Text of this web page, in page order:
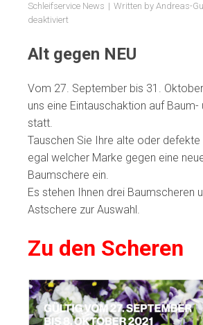
Schleifservice News
Written by Andreas-
deaktiviert
Eintauschaktion
Alt gegen NEU
Vom 27. September bis 31.
uns eine Eintauschaktion auf Baum-
statt.
Tauschen Sie Ihre alte oder
egal welcher Marke gegen eine
Baumschere ein.
Es stehen Ihnen drei Baumscheren
Astschere zur Auswahl.
Zu den Scheren